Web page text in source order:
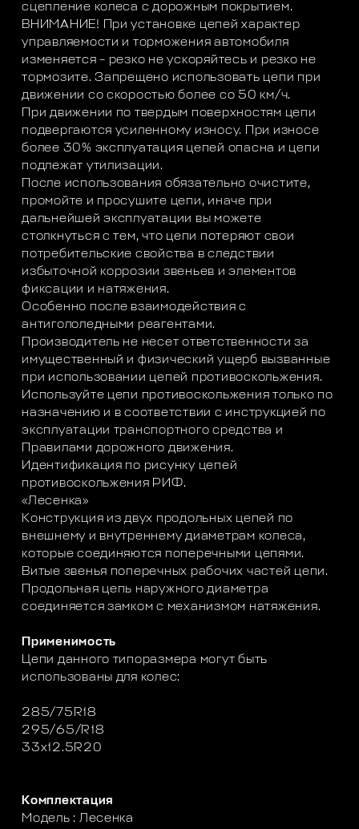
сцепление колеса с дорожным покрытием.
ВНИМАНИЕ! При установке цепей характер
управляемости и торможения автомобиля
изменяется – резко не ускоряйтесь и резко не
тормозите. Запрещено использовать цепи при
движении со скоростью более со 50 км/ч.
При движении по твердым поверхностям цепи
подвергаются усиленному износу. При износе
более 30% эксплуатация цепей опасна и цепи
подлежат утилизации.
После использования обязательно очистите,
промойте и просушите цепи, иначе при
дальнейшей эксплуатации вы можете
столкнуться с тем, что цепи потеряют свои
потребительские свойства в следствии
избыточной коррозии звеньев и элементов
фиксации и натяжения.
Особенно после взаимодействия с
антигололедными реагентами.
Производитель не несет ответственности за
имущественный и физический ущерб вызванные
при использовании цепей противоскольжения.
Используйте цепи противоскольжения только по
назначению и в соответствии с инструкцией по
эксплуатации транспортного средства и
Правилами дорожного движения.
Идентификация по рисунку цепей
противоскольжения РИФ.
«Лесенка»
Конструкция из двух продольных цепей по
внешнему и внутреннему диаметрам колеса,
которые соединяются поперечными цепями.
Витые звенья поперечных рабочих частей цепи.
Продольная цепь наружного диаметра
соединяется замком с механизмом натяжения.
Применимость
Цепи данного типоразмера могут быть
использованы для колес:
285/75R18
295/65/R18
33x12.5R20
Комплектация
Модель : Лесенка